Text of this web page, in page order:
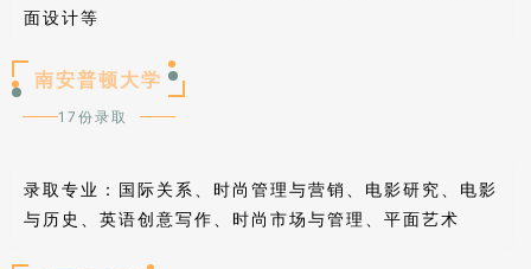
面设计等
南安普顿大学
17份录取
录取专业： 国际关系、时尚管理与营销、电影研究、电影
与历史、英语创意写作、时尚市场与管理、平面艺术